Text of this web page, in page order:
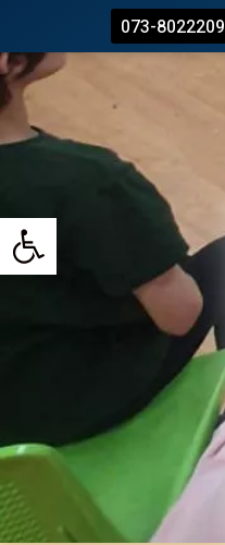
073-8022209